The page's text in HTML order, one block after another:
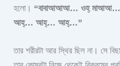
হলো। “বাবাআআআ… ওহ্ মাআআ…
আহ্… আহ্… আহ্…”
তার শরীরটা আর স্থির ছিল না। সে